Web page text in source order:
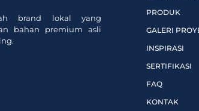
brand lokal yang
bahan premium asli
PRODUK
GALERI
INSPIRASI
SERTIFIKASI
FAQ
KONTAK